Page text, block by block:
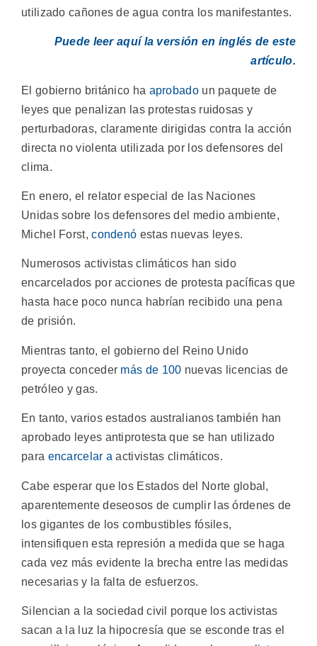
utilizado cañones de agua contra los manifestantes.
Puede leer aquí la versión en inglés de este
artículo.
El gobierno británico ha aprobadoun paquete de
leyes que penalizan las protestas ruidosas y
perturbadoras, claramente dirigidas contra la acción
directa no violenta utilizada por los defensores del
clima.
En enero, el relator especial de las Naciones
Unidas sobre los defensores del medio ambiente,
Michel Forst,condenó estas nuevas leyes.
Numerosos activistas climáticos han sido
encarcelados por acciones de protesta pacíficas que
hasta hace poco nunca habrían recibido una pena
de prisión.
Mientras tanto, el gobierno del Reino Unido
proyecta conceder más de 100 nuevas licencias de
petróleo y gas.
En tanto, varios estados australianos también han
aprobado leyes antiprotesta que se han utilizado
para encarcelar a activistas climáticos.
Cabe esperar que los Estados del Norte global,
aparentemente deseosos de cumplir las órdenes de
los gigantes de los combustibles fósiles,
intensifiquen esta represión a medida que se haga
cada vez más evidente la brecha entre las medidas
necesarias y la falta de esfuerzos.
Silencian a la sociedad civil porque los activistas
sacan a la luz la hipocresía que se esconde tras el